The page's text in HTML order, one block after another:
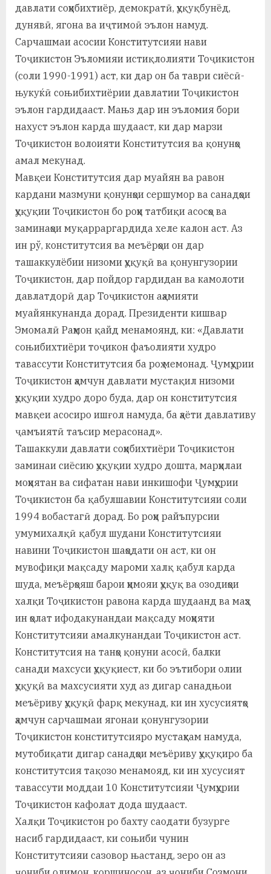
давлати соҳибихтиёр, демократӣ, ҳуқуқбунёд,
дунявӣ, ягона ва иҷтимоӣ эълон намуд.
Сарчашмаи асосии Конститутсияи нави
Тоҷикистон Эъломияи истиқлолияти Тоҷикистон
(соли 1990-1991) аст, ки дар он ба таври сиёсӣ-
њукуќӣ соњибихтиёрии давлатии Тоҷикистон
эълон гардидааст. Мањз дар ин эъломия бори
нахуст эълон карда шу­дааст, ки дар марзи
Тоҷикистон волоияти Конститутсия ва қонунҳо
амал мекунад.
Мавқеи Конститутсия дар муайян ва равон
кардани мазмуни қонунҳои сершумор ва санадҳои
ҳуқуқии Тоҷикистон бо роҳи татбиқи асосҳо ва
заминаҳои муқарраргардида хеле калон аст. Аз
ин рў, конститутсия ва меъёрҳои он дар
ташаккулёбии низоми ҳуқуқӣ ва қонунгузории
Тоҷикистон, дар пойдор гардидан ва камолоти
давлатдорӣ дар Тоҷикистон аҳамияти
муайянкунанда дорад. Президенти кишвар
Эмомалӣ Раҳмон қайд менамоянд, ки: «Давлати
соњибихтиёри тоҷикон фаъолияти худро
тавассути Конститутсия ба роҳ мемонад. Ҷумҳурии
Тоҷикистон ҳамчун давлати мустақил низоми
ҳуқуқии худро доро буда, дар он конститутсия
мавқеи асосиро ишғол намуда, ба ҳаёти давлативу
ҷамъиятӣ таъсир мерасонад».
Ташаккули давлати соҳибихтиёри Тоҷикистон
заминаи сиёсию ҳуқуқии худ­ро дошта, марҳилаи
моҳиятан ва сифатан нави инкишофи Ҷумҳурии
Тоҷикистон ба қабулшавии Конститутсияи соли
1994 вобастагӣ дорад. Бо роҳи райъпурсии
умумихалқӣ қабул шудани Конститутсияи
навини Тоҷикистон шаҳодати он аст, ки он
мувофиқи мақсаду мароми халқ қабул карда
шуда, меъёрҳояш барои ҳимояи ҳуқуқ ва озодиҳои
халқи Тоҷикистон равона карда шудаанд ва маҳз
ин ҳолат ифодакунандаи мақсаду моҳияти
Конститутсияи амалкунандаи Тоҷикистон аст.
Конститутсия на танҳо қонуни асосӣ, балки
санади махсуси ҳуқуқиест, ки бо эътибори олии
ҳуқуқӣ ва махсусияти худ аз дигар санадњои
меъёриву ҳуқуқӣ фарқ мекунад, ки ин хусусиятҳо
ҳамчун сарчашмаи ягонаи қонунгузории
Тоҷикистон конститутсияро мустаҳкам намуда,
мутобиқати дигар санадҳои меъёриву ҳуқуқиро ба
конститутсия тақозо менамояд, ки ин хусусият
тавассути моддаи 10 Конститутсияи Ҷумҳурии
Тоҷикистон кафолат дода шудааст.
Халқи Тоҷикистон ро бахту саодати бузурге
насиб гардидааст, ки соњиби чунин
Конститутсияи сазовор њастанд, зеро он аз